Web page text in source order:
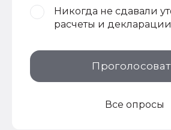
Никогда не сдавали
расчеты и декларации
Все опросы